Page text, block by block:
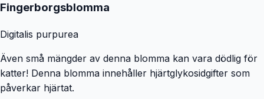
Fingerborgsblomma
Digitalis purpurea
Även små mängder av denna blomma kan vara dödlig för
katter! Denna blomma innehåller hjärtglykosidgifter som
påverkar hjärtat.